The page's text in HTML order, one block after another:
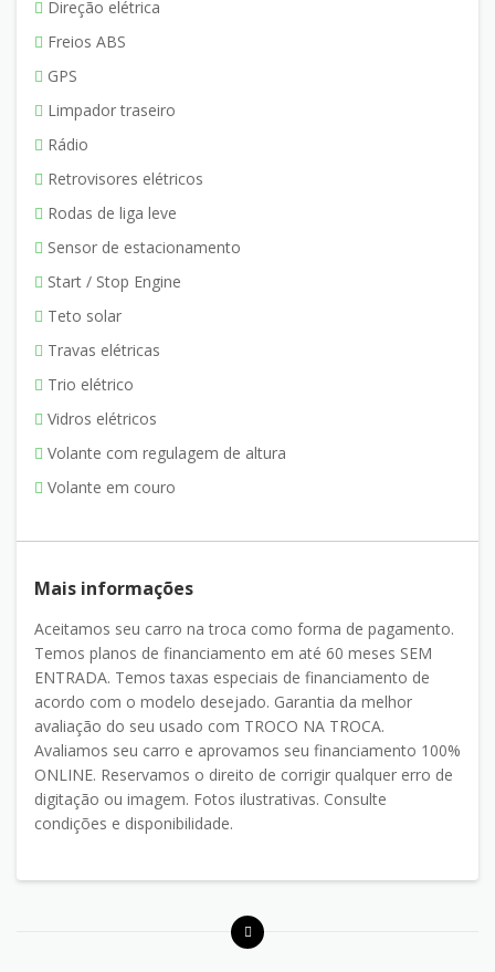
Direção elétrica
Freios ABS
GPS
Limpador traseiro
Rádio
Retrovisores elétricos
Rodas de liga leve
Sensor de estacionamento
Start / Stop Engine
Teto solar
Travas elétricas
Trio elétrico
Vidros elétricos
Volante com regulagem de altura
Volante em couro
Mais informações
Aceitamos seu carro na troca como forma de pagamento.
Temos planos de financiamento em até 60 meses SEM
ENTRADA. Temos taxas especiais de financiamento de
acordo com o modelo desejado. Garantia da melhor
avaliação do seu usado com TROCO NA TROCA.
Avaliamos seu carro e aprovamos seu financiamento 100%
ONLINE. Reservamos o direito de corrigir qualquer erro de
digitação ou imagem. Fotos ilustrativas. Consulte
condições e disponibilidade.